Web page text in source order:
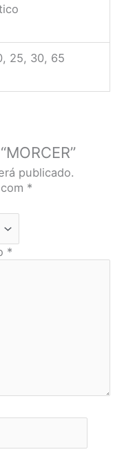
25, 30, 65
publicado.
*
*